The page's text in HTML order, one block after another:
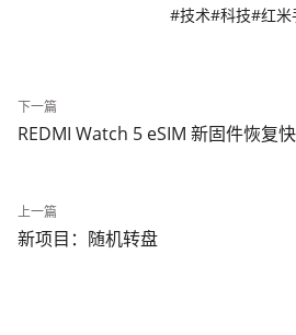
#技术#科技#红米
下一篇
REDMI Watch 5 eSIM 新固件恢复
上一篇
新项目：随机转盘